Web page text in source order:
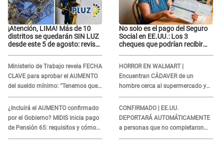
¡Atención, LIMA! Más de 10
distritos se quedarán SIN LUZ
desde este 5 de agosto: revisa
Ministerio de Trabajo revela FECHA
CLAVE para aprobar el AUMENTO
del sueldo mínimo: "Tenemos que
activar..."
¿Incluirá el AUMENTO confirmado
por el Gobierno? MIDIS inicia pago
de Pensión 65: requisitos y cómo
obtener el beneficio economico
No solo es el pago del Seguro
Social en EE.UU.: Los 3
cheques que podrían recibir
HORROR EN WALMART |
Encuentran CÁDAVER de un
hombre cerca al supermercado y
esto reveló la autopsia que le
realizaron
CONFIRMADO | EE.UU.
DEPORTARÁ AUTOMÁTICAMENTE
a personas que no completaron
este formulario clave